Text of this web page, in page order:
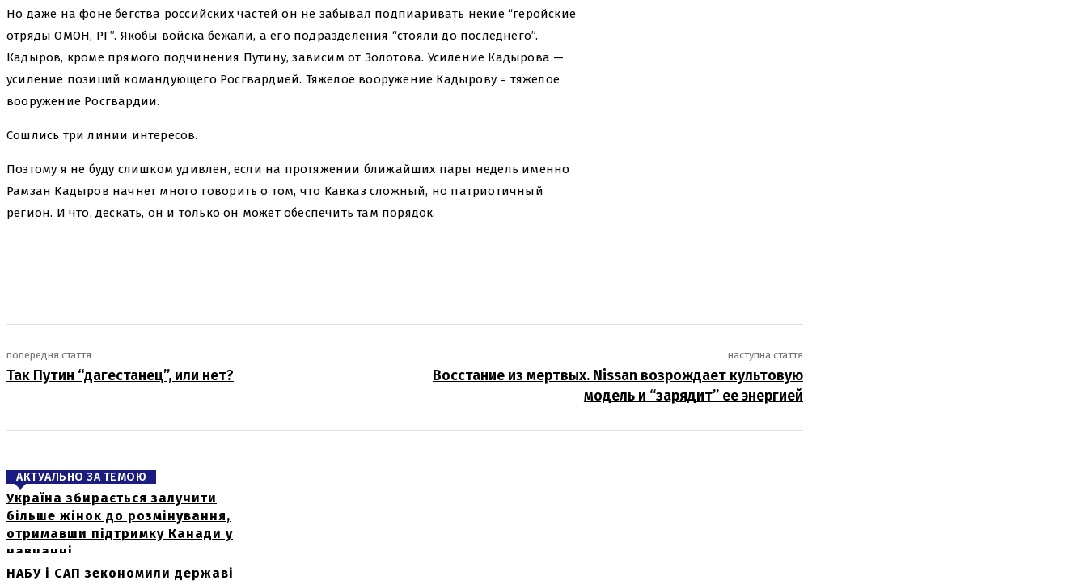
Но даже на фоне бегства российских частей он не забывал подпиаривать некие “геройские
отряды ОМОН, РГ”. Якобы войска бежали, а его подразделения “стояли до последнего”.
Кадыров, кроме прямого подчинения Путину, зависим от Золотова. Усиление Кадырова —
усиление позиций командующего Росгвардией. Тяжелое вооружение Кадырову = тяжелое
вооружение Росгвардии.
Сошлись три линии интересов.
Поэтому я не буду слишком удивлен, если на протяжении ближайших пары недель именно
Рамзан Кадыров начнет много говорить о том, что Кавказ сложный, но патриотичный
регион. И что, дескать, он и только он может обеспечить там порядок.
попередня стаття
Так Путин “дагестанец”, или нет?
наступна стаття
Восстание из мертвых. Nissan возрождает культовую
модель и “зарядит” ее энергией
АКТУАЛЬНО ЗА ТЕМОЮ
Україна збирається залучити
більше жінок до розмінування,
отримавши підтримку Канади у
навчанні
НАБУ і САП зекономили державі